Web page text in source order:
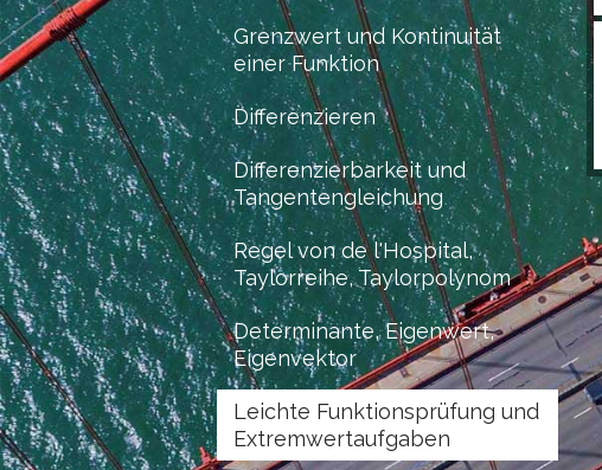
Grenzwert und Kontinuität
einer Funktion
Differenzieren
Differenzierbarkeit und
Tangentengleichung
Regel von de l'Hospital,
Taylorreihe, Taylorpolynom
Determinante, Eigenwert,
Eigenvektor
Leichte Funktionsprüfung und
Extremwertaufgaben